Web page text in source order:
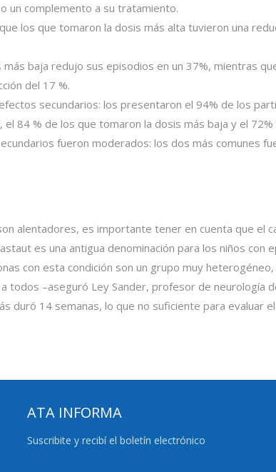
un complemento a su tratamiento.
los que tomaron la dosis más alta tuvieron una
baja redujo sus episodios en un 37%, mientras
del 17 %.
secundarios: los presentaron el 94% de los
el 84 % de los que tomaron la dosis más baja y el
fueron moderados: los dos más comunes
alentadores, es importante tener en cuenta que el
es una antigua denominación para los niños con
con esta condición son un grupo muy
todos –aseguró Ley Sander, profesor de neurología
duró 14 semanas, lo que no suficiente para evaluar
ATA INFORMA
Suscribite y recibí el boletín electrónico